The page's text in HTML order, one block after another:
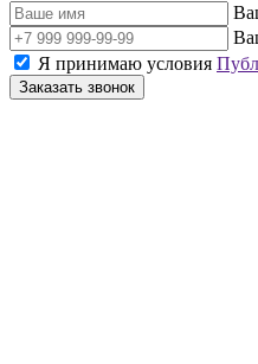
Я принимаю условия
Заказать звонок